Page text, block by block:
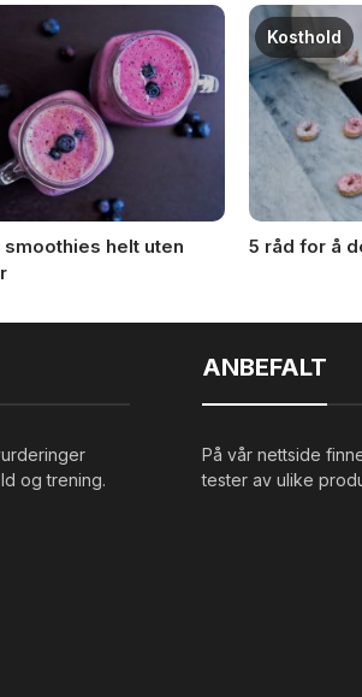
helt uten
5 råd for å
Kosthold
og trening.
ANBEFALT
På vår nettside
tester av ulike